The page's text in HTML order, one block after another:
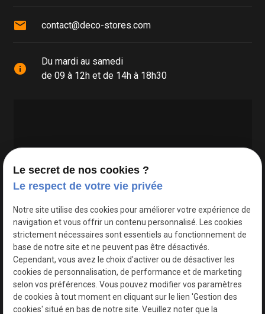
mail contact@deco-stores.com
info
Du mardi au samedi
de 09 à 12h et de 14h à 18h30
Google Maps Search API est désactivé.
Le secret de nos cookies ?
Le respect de votre vie privée
Notre site utilise des cookies pour améliorer votre expérience de
navigation et vous offrir un contenu personnalisé. Les cookies
strictement nécessaires sont essentiels au fonctionnement de
base de notre site et ne peuvent pas être désactivés.
Cependant, vous avez le choix d'activer ou de désactiver les
cookies de personnalisation, de performance et de marketing
selon vos préférences. Vous pouvez modifier vos paramètres
de cookies à tout moment en cliquant sur le lien 'Gestion des
cookies' situé en bas de notre site. Veuillez noter que la